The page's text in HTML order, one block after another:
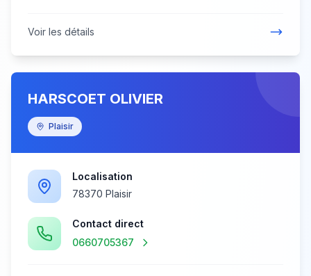
Voir les détails
HARSCOET OLIVIER
Plaisir
Localisation
78370 Plaisir
Contact direct
0660705367